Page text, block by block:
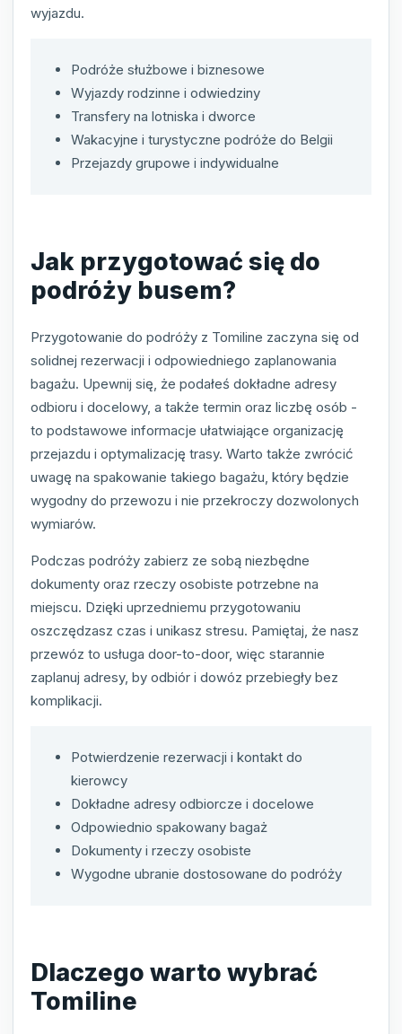
wyjazdu.
Podróże służbowe i biznesowe
Wyjazdy rodzinne i odwiedziny
Transfery na lotniska i dworce
Wakacyjne i turystyczne podróże do Belgii
Przejazdy grupowe i indywidualne
Jak przygotować się do
podróży busem?
Przygotowanie do podróży z Tomiline zaczyna się od
solidnej rezerwacji i odpowiedniego zaplanowania
bagażu. Upewnij się, że podałeś dokładne adresy
odbioru i docelowy, a także termin oraz liczbę osób -
to podstawowe informacje ułatwiające organizację
przejazdu i optymalizację trasy. Warto także zwrócić
uwagę na spakowanie takiego bagażu, który będzie
wygodny do przewozu i nie przekroczy dozwolonych
wymiarów.
Podczas podróży zabierz ze sobą niezbędne
dokumenty oraz rzeczy osobiste potrzebne na
miejscu. Dzięki uprzedniemu przygotowaniu
oszczędzasz czas i unikasz stresu. Pamiętaj, że nasz
przewóz to usługa door-to-door, więc starannie
zaplanuj adresy, by odbiór i dowóz przebiegły bez
komplikacji.
Potwierdzenie rezerwacji i kontakt do
kierowcy
Dokładne adresy odbiorcze i docelowe
Odpowiednio spakowany bagaż
Dokumenty i rzeczy osobiste
Wygodne ubranie dostosowane do podróży
Dlaczego warto wybrać
Tomiline